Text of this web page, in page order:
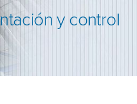
y control